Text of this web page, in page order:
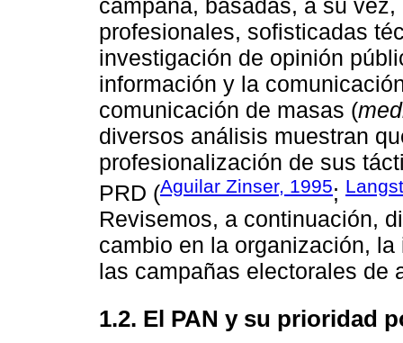
campaña, basadas, a su
profesionales, sofisticadas
investigación de opinión
información y la
comunicación de masas (
diversos análisis muestran
profesionalización de sus
PRD (Aguilar Zinser, 1995;
Revisemos, a continuación,
cambio en la organización,
las campañas electorales de
1.2. El PAN y su prioridad